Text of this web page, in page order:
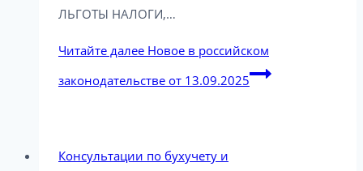
ЛЬГОТЫ НАЛОГИ,…
Читайте далее Новое в российском
законодательстве от 13.09.2025
Консультации по бухучету и